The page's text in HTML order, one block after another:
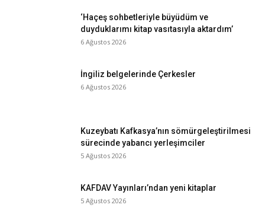
‘Haçeş sohbetleriyle büyüdüm ve
duyduklarımı kitap vasıtasıyla aktardım’
6 Ağustos 2026
İngiliz belgelerinde Çerkesler
6 Ağustos 2026
Kuzeybatı Kafkasya’nın sömürgeleştirilmesi
sürecinde yabancı yerleşimciler
5 Ağustos 2026
KAFDAV Yayınları’ndan yeni kitaplar
5 Ağustos 2026